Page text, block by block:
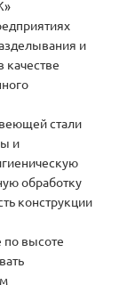
и
качестве
стали
и
обработку
конструкции
высоте